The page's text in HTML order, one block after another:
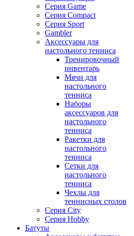
Серия Game
Серия Compact
Серия Sport
Gambler
Аксессуары для
настольного тенниса
Тренировочный
инвентарь
Мячи для
настольного
тенниса
Наборы
аксессуаров для
настольного
тенниса
Ракетки для
настольного
тенниса
Сетки для
настольного
тенниса
Чехлы для
теннисных столов
Серия City
Серия Hobby
Батуты